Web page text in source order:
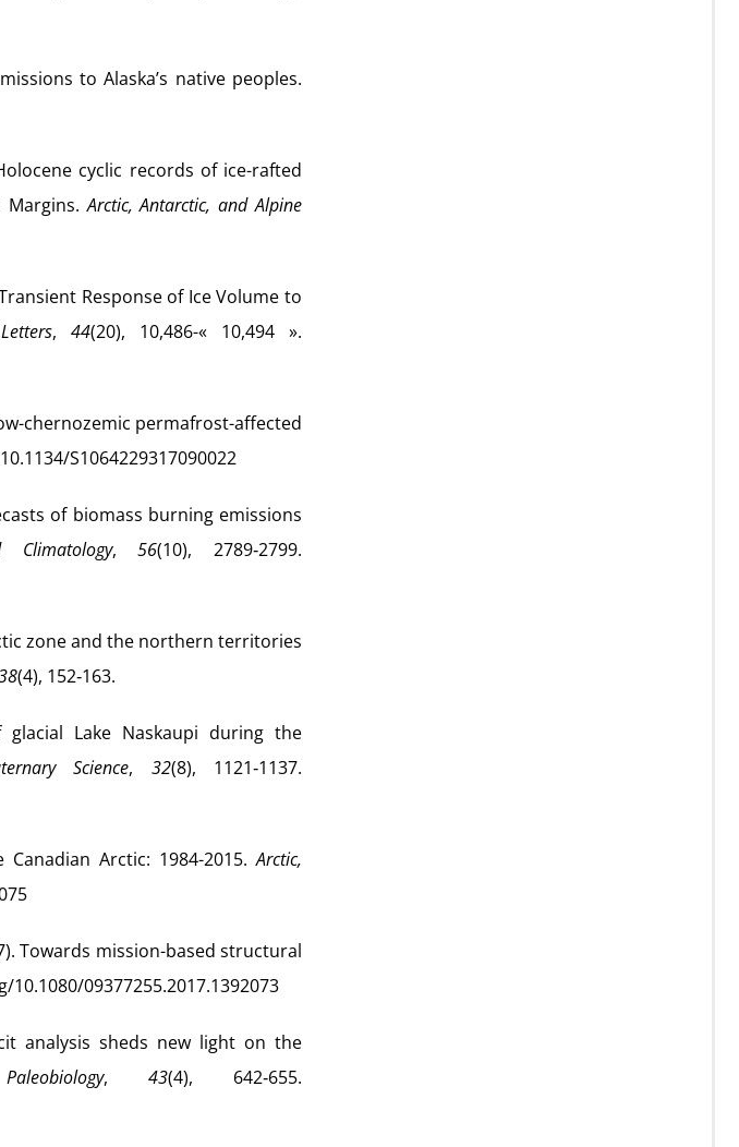
to Alaska’s native peoples.
cyclic records of ice-rafted
Margins.Arctic, Antarctic, and Alpine
Response of Ice Volume to
,44(20), 10,486-« 10,494 ».
chernozemic permafrost-affected
S1064229317090022
of biomass burning emissions
,56(10), 2789‑2799.
zone and the northern territories
(4), 152‑163.
Lake Naskaupi during the
Science, 32(8), 1121‑1137.
Arctic: 1984-2015.Arctic,
Towards mission-based structural
10.1080/09377255.2017.1392073
analysis sheds new light on the
Paleobiology, 43(4), 642‑655.